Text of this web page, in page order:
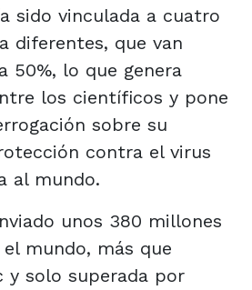
sido vinculada a cuatro
diferentes, que van
50%, lo que genera
los científicos y pone
sobre su
contra el virus
al mundo.
unos 380 millones
mundo, más que
y solo superada por